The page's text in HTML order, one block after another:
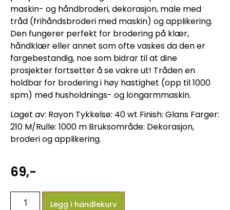
maskin- og håndbroderi, dekorasjon, male med
tråd (frihåndsbroderi med maskin) og applikering.
Den fungerer perfekt for brodering på klær,
håndklær eller annet som ofte vaskes da den er
fargebestandig, noe som bidrar til at dine
prosjekter fortsetter å se vakre ut! Tråden en
holdbar for brodering i høy hastighet (opp til 1000
spm) med husholdnings- og longarmmaskin.
Laget av: Rayon Tykkelse: 40 wt Finish: Glans Farger:
210 M/Rulle: 1000 m Bruksområde: Dekorasjon,
broderi og applikering.
69,-
Legg i handlekurv